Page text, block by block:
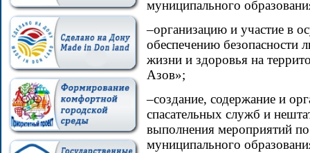
муниципального
–организацию и участие в
обеспечению безопасности
жизни и здоровья на
Азов»;
–создание, содержание и
спасательных служб и
выполнения мероприятий
муниципального